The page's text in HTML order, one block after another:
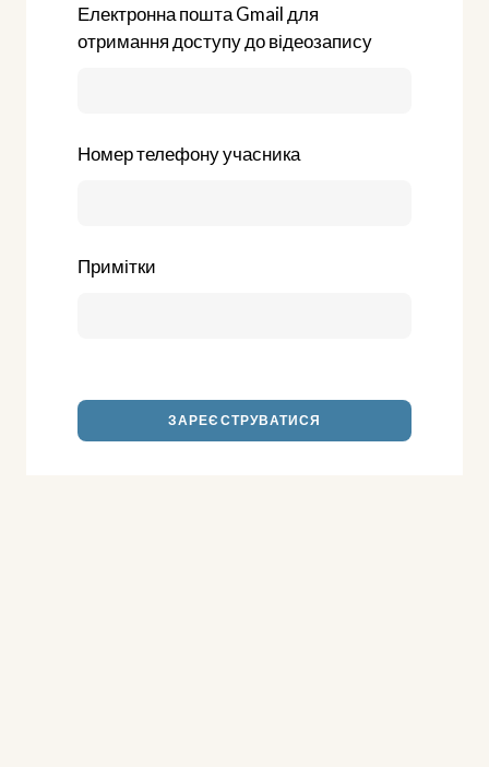
Електронна пошта Gmail для
отримання доступу до відеозапису
Номер телефону учасника
Примітки
ЗАРЕЄСТРУВАТИСЯ